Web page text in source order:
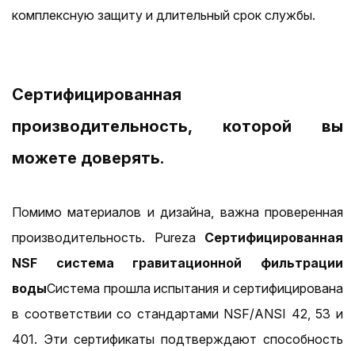
комплексную защиту и длительный срок службы.
Сертифицированная
производительность, которой вы
можете доверять.
Помимо материалов и дизайна, важна проверенная
производительность. Pureza Сертифицированная
NSF система гравитационной фильтрации
водыСистема прошла испытания и сертифицирована
в соответствии со стандартами NSF/ANSI 42, 53 и
401. Эти сертификаты подтверждают способность